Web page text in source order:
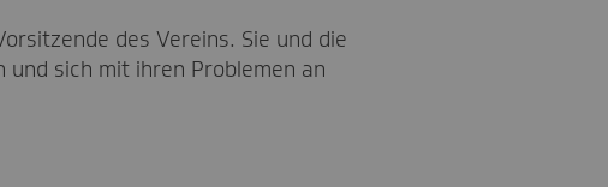
des Vereins. Sie und die
und sich mit ihren Problemen an